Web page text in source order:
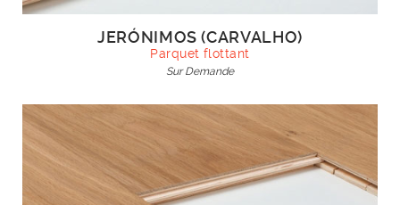
JERÓNIMOS (CARVALHO)
Parquet flottant
Sur Demande